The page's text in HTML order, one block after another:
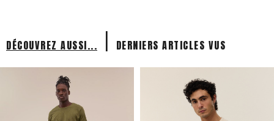
DÉCOUVREZ AUSSI... | DERNIERS ARTICLES VUS